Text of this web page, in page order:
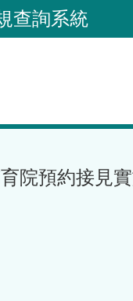
查詢系統
院預約接見